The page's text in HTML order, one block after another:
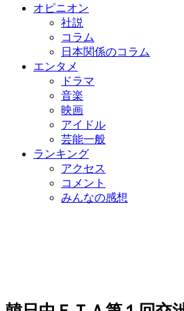
オピニオン
社説
コラム
日本関係のコラム
エンタメ
ドラマ
音楽
映画
アイドル
芸能一般
ランキング
アクセス
コメント
みんなの感想